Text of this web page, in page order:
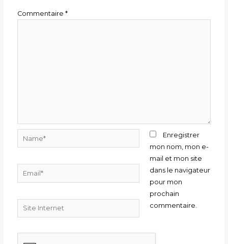
Commentaire*
Email*
Site
Internet
Enregistrer
mon nom, mon e-
mail et mon site
dans le navigateur
pour mon
prochain
commentaire.